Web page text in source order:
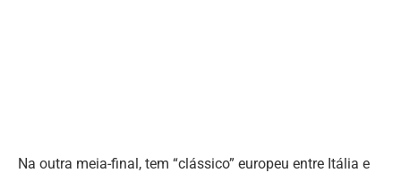
Na outra meia-final, tem “clássico” europeu entre Itália e